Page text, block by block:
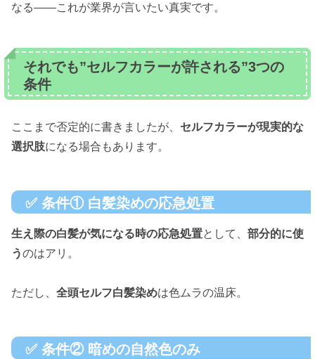
なる——これが業界が言いたい真実です。
それでも”セルフカラーが許される”3つの
条件
ここまで否定的に書きましたが、 セルフカラーが現実的な
選択肢になる場合もあります。
✅ 条件① 白髪染めの応急処置
生え際の白髪が気になる時の応急処置として、 部分的に使
うのはアリ。
ただし、 全頭セルフ白髪染めは色ムラの温床。
✅ 条件② 暗めの自然色のみ